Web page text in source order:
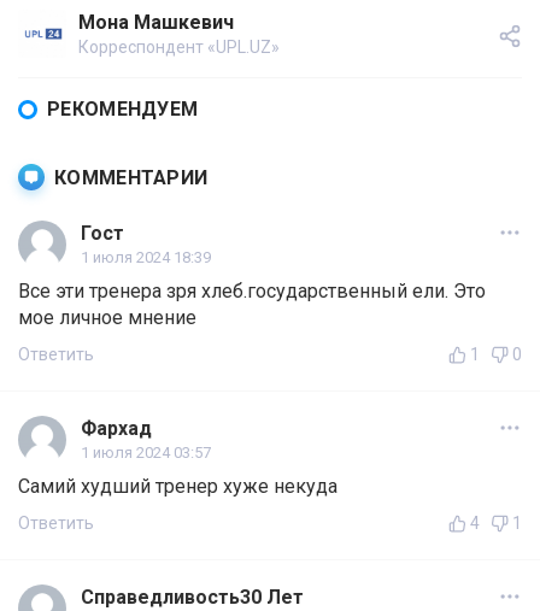
Мона Машкевич
Корреспондент «UPL.UZ»
РЕКОМЕНДУЕМ
КОММЕНТАРИИ
Гост
1 июля 2024 18:39
Все эти тренера зря хлеб.государственный ели. Это
мое личное мнение
Ответить 1 0
Фархад
1 июля 2024 03:57
Самий худший тренер хуже некуда
Ответить 4 1
Справедливость30 Лет